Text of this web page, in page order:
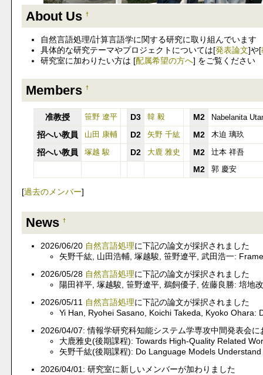
About Us †
自然言語処理/計算言語学に関する研究に取り組んでいます
具体的な研究テーマやプロジェクトについては[発表論文]や[
研究室に加わりたい方は [配属希望の方へ] をご覧ください
Members †
准教授 笹野 遼平 D3 韓 毅 M2 Nabelanita
招へい教員 山田 康輔 D2 矢野 千紘 M2 木迫 璃玖
招へい教員 塚越 駿 D2 大鹿 雅史 M2 辻本 祥吾
M2 郭 慶安
[過去のメンバー]
News †
2026/06/20 自然言語処理に下記の論文が採択されました
矢野千紘, 山田浩輔, 塚越駿, 笹野遼平, 武田浩一:
2026/05/28 自然言語処理に下記の論文が採択されました
陽田祥平, 塚越駿, 笹野遼平, 鵜飼優子, 佐藤良勝: 培地
2026/05/11 自然言語処理に下記の論文が採択されました
Yi Han, Ryohei Sasano, Koichi Takeda, Kyoko
2026/04/07: 情報学研究科知能システム学専攻中間発表会
大鹿雅史(後期課程): Towards High-Quality Related
矢野千紘(後期課程): Do Language Models
2026/04/01: 研究室に新しいメンバーが加わりました